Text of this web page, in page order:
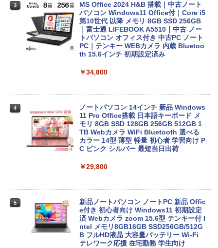
3
MS Office 2024 H&B 搭載｜中古ノート
パソコン Windows11 Office付｜Core i5
第10世代 以降 メモリ 8GB SSD 256GB
｜富士通 LIFEBOOK A5510｜中古 ノー
トパソコン オフィス付き 中古PC ノート
PC｜テンキー WEBカメラ 内蔵 Bluetoo
th 15.6インチ 初期設定済み
￥34,800
4
ノートパソコン 14インチ 新品 Windows
11 Pro Office搭載 日本語キーボード メ
モリ 8GB SSD 128GB 256GB 512GB 1
TB Webカメラ WiFi Bluetooth 選べる
カラー 14型 薄型 軽量 初心者 学習向け P
C ピンク シルバー 最短当日出荷
￥29,800
5
新品ノートパソコン ノートPC 新品 Offic
e付き 初心者向け Windows11 初期設定
済 Webカメラ zoom 15.6型 テンキー付 I
ntel メモリ8GB16GB SSD256GB/512G
B フルHD液晶 大容量バッテリー Wi-Fi
テレワーク応援 在宅勤務 学生向け